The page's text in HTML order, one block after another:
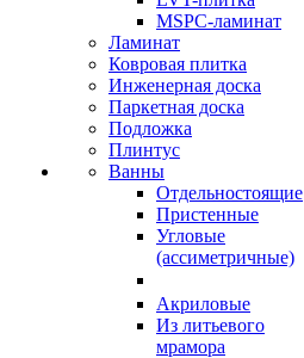
MSPC-ламинат
Ламинат
Ковровая плитка
Инженерная доска
Паркетная доска
Подложка
Плинтус
Ванны
Отдельностоящие
Пристенные
Угловые
(ассиметричные)
Акриловые
Из литьевого
мрамора